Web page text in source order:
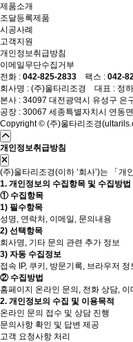
제품소개
조달등록제품
시공사례
고객지원
개인정보취급방침
이메일무단수집거부
전화 : 042-825-2833 팩스 : 042-
회사명 : (주)울타리조경 대표 : 정
본사 : 34097 대전광역시 유성구 은
공장 : 30067 세종특별자치시 연동
Copyright © (주)울타리조경
개인정보취급방침
(주)울타리조경(이하 ‘회사’)는 「
1. 개인정보의 수집항목 및 수집방법
① 수집항목
1) 필수항목
성명, 연락처, 이메일, 문의내용
2) 선택항목
회사명, 기타 문의 관련 추가 정보
3) 자동 수집정보
접속 IP, 쿠키, 방문기록, 브라우저 정
② 수집방법
홈페이지 온라인 문의, 전화 상담,
2. 개인정보의 수집 및 이용목적
온라인 문의 접수 및 상담 진행
문의사항 확인 및 답변 제공
고객 요청사항 처리